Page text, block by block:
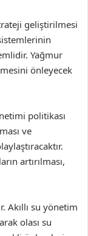
geliştirilmesi
Yağmur
önleyecek
politikası
ve
artırılması,
Akıllı su yönetim
olası su